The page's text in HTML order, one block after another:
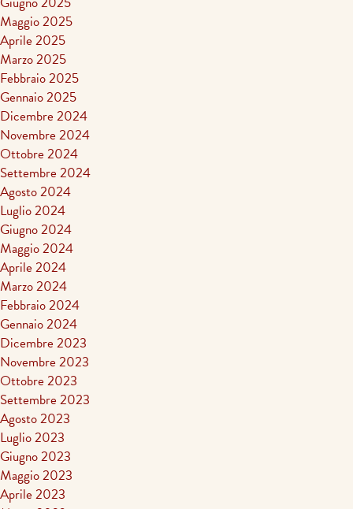
Maggio 2025
Aprile 2025
Marzo 2025
Febbraio 2025
Gennaio 2025
Dicembre 2024
Novembre 2024
Ottobre 2024
Settembre 2024
Agosto 2024
Luglio 2024
Giugno 2024
Maggio 2024
Aprile 2024
Marzo 2024
Febbraio 2024
Gennaio 2024
Dicembre 2023
Novembre 2023
Ottobre 2023
Settembre 2023
Agosto 2023
Luglio 2023
Giugno 2023
Maggio 2023
Aprile 2023